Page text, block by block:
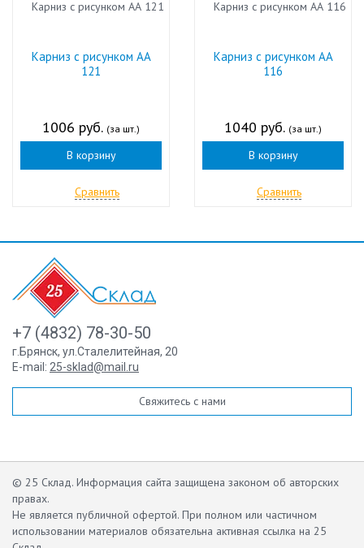
Карниз с рисунком АА
121
1006 руб. (за шт.)
В корзину
Сравнить
Карниз с рисунком АА
116
1040 руб. (за шт.)
В корзину
Сравнить
+7 (4832) 78-30-50
г.Брянск, ул.Сталелитейная, 20
E-mail: 25-sklad@mail.ru
Свяжитесь с нами
© 25 Склад. Информация сайта защищена законом об авторских
правах.
Не является публичной офертой. При полном или частичном
использовании материалов обязательна активная ссылка на 25